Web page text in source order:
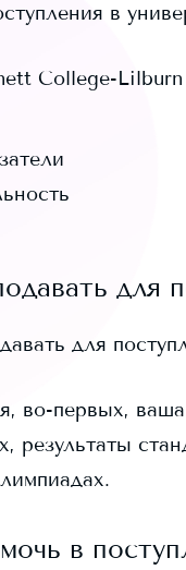
в
College-Lilburn
для
для
во-первых, ваша
результаты
в